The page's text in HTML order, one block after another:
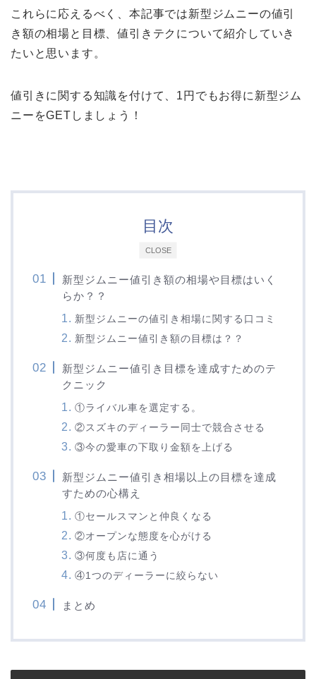
これらに応えるべく、本記事では新型ジムニーの値引
き額の相場と目標、値引きテクについて紹介していき
たいと思います。
値引きに関する知識を付けて、1円でもお得に新型ジム
ニーをGETしましょう！
CLOSE
目次
新型ジムニー値引き額の相場や目標はいく
らか？？
新型ジムニーの値引き相場に関する口コミ
新型ジムニー値引き額の目標は？？
新型ジムニー値引き目標を達成すためのテ
クニック
①ライバル車を選定する。
②スズキのディーラー同士で競合させる
③今の愛車の下取り金額を上げる
新型ジムニー値引き相場以上の目標を達成
すための心構え
①セールスマンと仲良くなる
②オープンな態度を心がける
③何度も店に通う
④1つのディーラーに絞らない
まとめ